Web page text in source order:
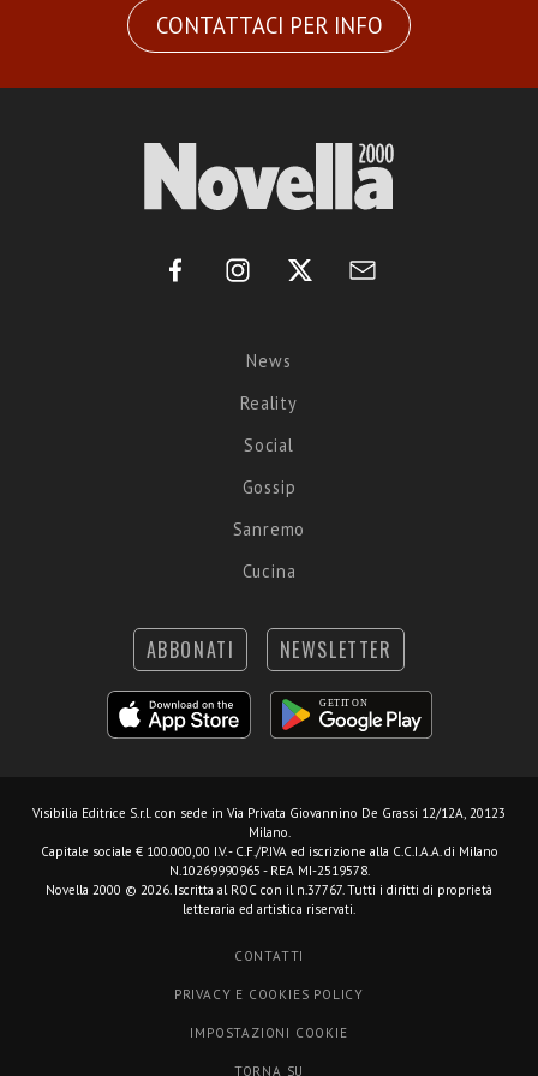
CONTATTACI PER INFO
News
Reality
Social
Gossip
Sanremo
Cucina
ABBONATI NEWSLETTER
Visibilia Editrice S.r.l. con sede in Via Privata Giovannino De Grassi 12/12A, 20123
Milano.
Capitale sociale € 100.000,00 I.V. - C.F./P.IVA ed iscrizione alla C.C.I.A.A. di Milano
N.10269990965 - REA MI-2519578.
Novella 2000 © 2026. Iscritta al ROC con il n.37767. Tutti i diritti di proprietà
letteraria ed artistica riservati.
CONTATTI
PRIVACY E COOKIES POLICY
IMPOSTAZIONI COOKIE
TORNA SU